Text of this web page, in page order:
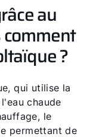
au
?
qui utilise la
chaude
le
permettant de